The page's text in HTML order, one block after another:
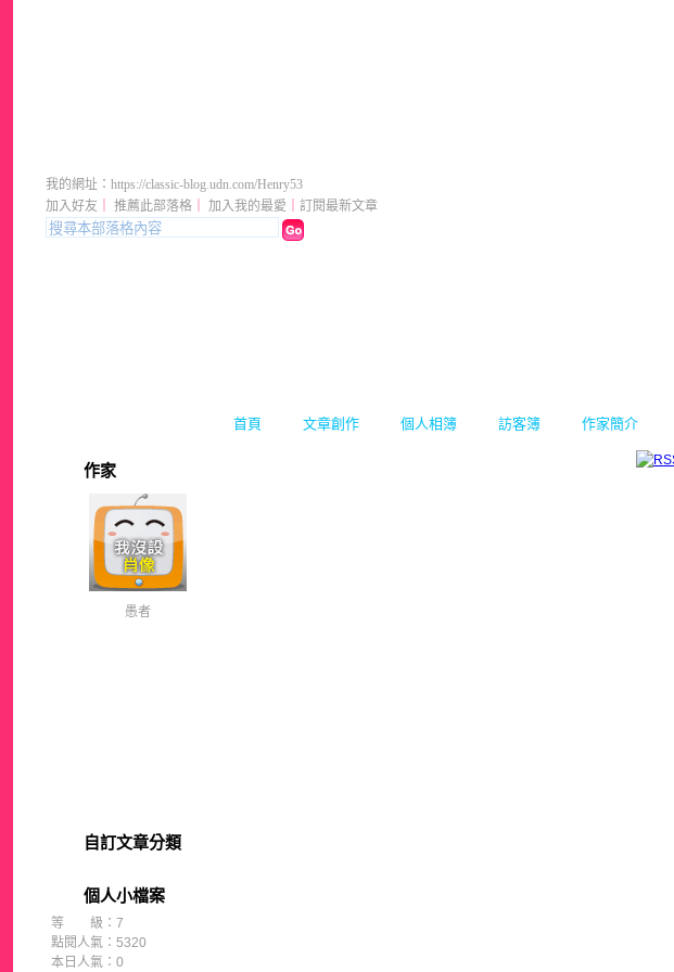
首頁 文章創作 個人相簿 訪客簿 作家簡介
加入好友 推薦此部落格 加入我的最愛 訂閱最新文章
我的網址：https://classic-blog.udn.com/Henry53
作家
愚者
自訂文章分類
個人小檔案
等 級：7
點閱人氣：5320
本日人氣：0